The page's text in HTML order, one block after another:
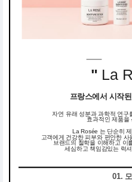
" La
프랑스에서 시작
자연 유래 성분과 과학적 연구
효과적인 제품을
La Rosée 는 단순히
고객에게 건강한 피부와 편안한 사
브랜드의 철학을 이해하고 이
세심하고 책임감있는 럭
01.